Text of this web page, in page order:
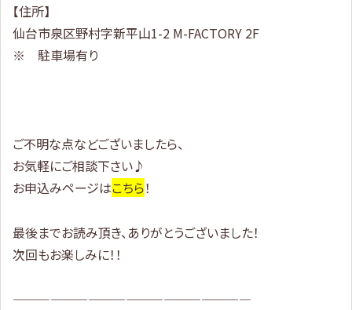
【住所】
仙台市泉区野村字新平山1-2 M-FACTORY 2F
※ 駐車場有り
ご不明な点などございましたら、
お気軽にご相談下さい♪
お申込みページはこちら！
最後までお読み頂き、ありがとうございました！
次回もお楽しみに！！
———————————————————